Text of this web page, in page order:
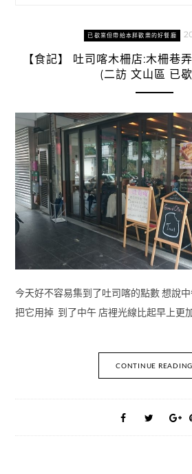
已歇業但帶給本胖歡樂的好餐廳
【食記】 吐司喀木柵店:木柵巷
(二訪 文山區 已
今天好不容易集到了吐司喀的點數 想說
把它用掉 到了中午 店裡光線比起早上更
CONTINUE READING